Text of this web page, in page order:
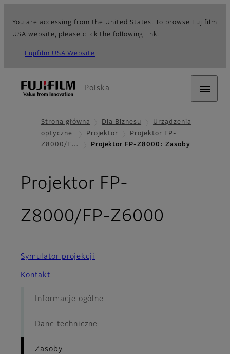
You are accessing from the United States. To browse Fujifilm
USA website, please click the following link.
Fujifilm USA Website
Polska
Strona główna Dla Biznesu
Urządzenia
optyczne
Projektor
Projektor FP-
Z8000/F…
Projektor FP-Z8000: Zasoby
Projektor FP-
Z8000/FP-Z6000
Symulator projekcji
Kontakt
Informacje ogólne
Dane techniczne
Zasoby